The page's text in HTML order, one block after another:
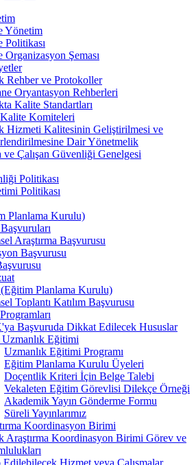
Yönetim
Politikası
Organizasyon Şeması
Rehber ve Protokoller
Oryantasyon Rehberleri
Kalite Standartları
Komiteleri
Hizmeti Kalitesinin Geliştirilmesi ve
Dair Yönetmelik
ve Çalışan Güvenliği Genelgesi
Politikası
Politikası
Planlama Kurulu)
Araştırma Başvurusu
Başvurusu
Planlama Kurulu)
Toplantı Katılım Başvurusu
Başvuruda Dikkat Edilecek Hususlar
Uzmanlık Eğitimi
Uzmanlık Eğitimi Programı
Eğitim Planlama Kurulu Üyeleri
Doçentlik Kriteri İçin Belge Talebi
Vekaleten Eğitim Görevlisi Dilekçe Örneği
Akademik Yayın Gönderme Formu
Süreli Yayınlarımız
Koordinasyon Birimi
Araştırma Koordinasyon Birimi Görev ve
Edilebilecek Hizmet veya Çalışmalar